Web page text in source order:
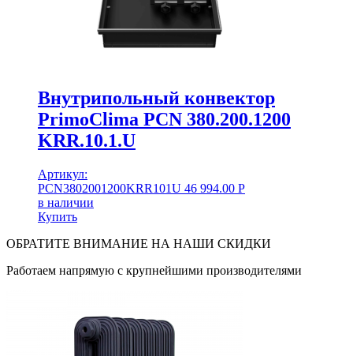
Внутрипольный конвектор
PrimoClima PCN 380.200.1200
KRR.10.1.U
Артикул:
PCN3802001200KRR101U 46 994.00 Р
в наличии
Купить
ОБРАТИТЕ ВНИМАНИЕ НА НАШИ СКИДКИ
Работаем напрямую с крупнейшими производителями